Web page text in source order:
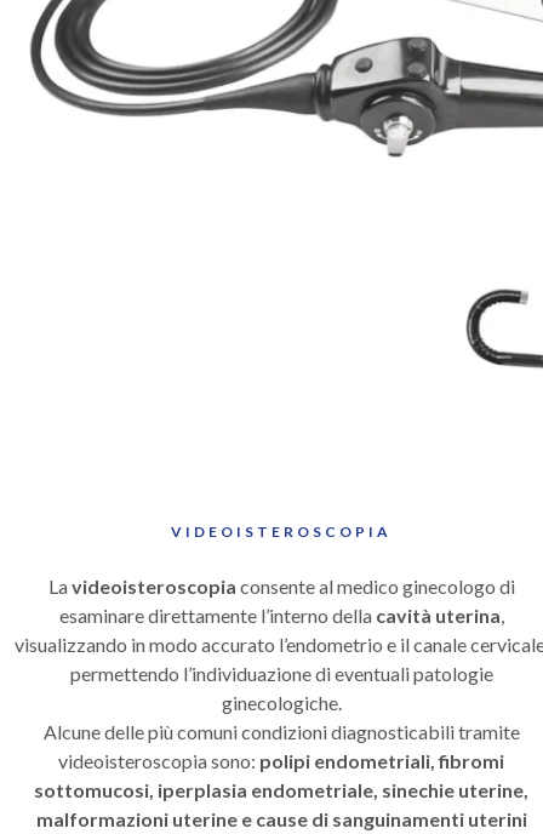
Contatti
VIDEOISTEROSCOPIA
Lavideoisteroscopia consente al medico ginecologo di
esaminare direttamente l’interno della cavità uterina
visualizzando in modo accurato l’endometrio e il canale
permettendo l’individuazione di eventuali patologie
ginecologiche.
Alcune delle più comuni condizioni diagnosticabili tramite
videoisteroscopia sono: polipi endometriali, fibromi
sottomucosi, iperplasia endometriale, sinechie uterine,
malformazioni uterine e cause di sanguinamenti uterini